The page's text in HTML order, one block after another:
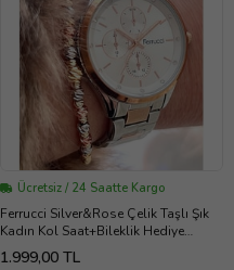
Ücretsiz / 24 Saatte Kargo
Ferrucci Silver&Rose Çelik Taşlı Şık
Kadın Kol Saat+Bileklik Hediye
(Bakır)
1.999,00 TL